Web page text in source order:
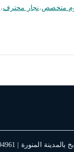
متخصص،نجار محترف،